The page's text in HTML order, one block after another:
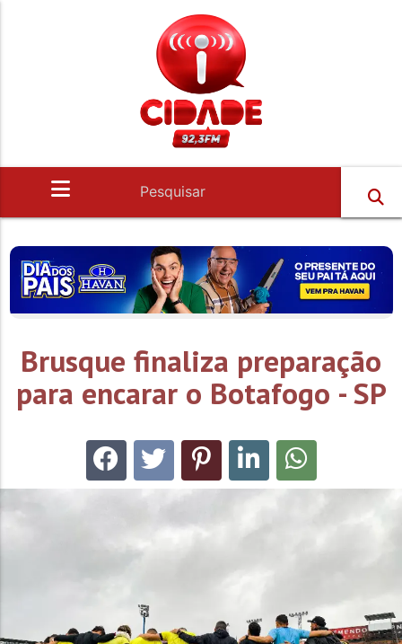
Brusque finaliza preparação
para encarar o Botafogo - SP